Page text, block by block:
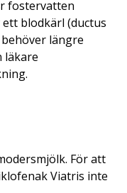
fostervatten
blodkärl (ductus
längre
läkare
För att
Viatris inte